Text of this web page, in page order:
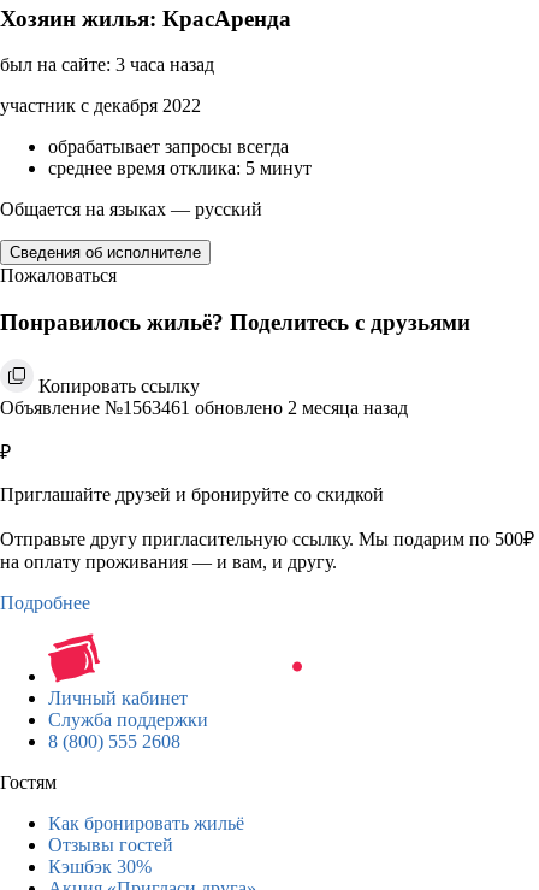
Хозяин жилья: КрасАренда
был на сайте: 3 часа назад
участник с декабря 2022
обрабатывает запросы всегда
среднее время отклика: 5 минут
Общается на языках — русский
Сведения об исполнителе
Пожаловаться
Понравилось жильё? Поделитесь с друзьями
Копировать ссылку
Объявление №1563461 обновлено 2 месяца назад
₽
Приглашайте друзей и бронируйте со скидкой
Отправьте другу пригласительную ссылку. Мы подарим по 500₽
на оплату проживания — и вам, и другу.
Подробнее
Личный кабинет
Служба поддержки
8 (800) 555 2608
Гостям
Как бронировать жильё
Отзывы гостей
Кэшбэк 30%